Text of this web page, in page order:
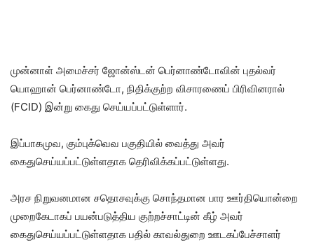
முன்னாள் அமைச்சர் ஜோன்ஸ்டன் பெர்னாண்டோவின் புதல்வர்
யொஹான் பெர்னாண்டோ, நிதிக்குற்ற விசாரணைப் பிரிவினரால்
(FCID) இன்று கைது செய்யப்பட்டுள்ளார்.
இப்பாகமுவ, கும்புக்வெவ பகுதியில் வைத்து அவர்
கைதுசெய்யப்பட்டுள்ளதாக தெரிவிக்கப்பட்டுள்ளது.
அரச நிறுவனமான சதொசவுக்கு சொந்தமான பார ஊர்தியொன்றை
முறைகேடாகப் பயன்படுத்திய குற்றச்சாட்டின் கீழ் அவர்
கைதுசெய்யப்பட்டுள்ளதாக பதில் காவல்துறை ஊடகப்பேச்சாளர்